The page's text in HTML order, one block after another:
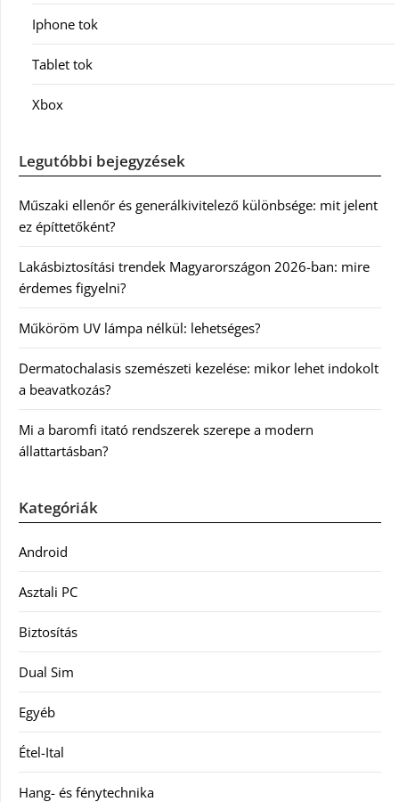
Iphone tok
Tablet tok
Xbox
Legutóbbi bejegyzések
Műszaki ellenőr és generálkivitelező különbsége: mit jelent
ez építtetőként?
Lakásbiztosítási trendek Magyarországon 2026-ban: mire
érdemes figyelni?
Műköröm UV lámpa nélkül: lehetséges?
Dermatochalasis szemészeti kezelése: mikor lehet indokolt
a beavatkozás?
Mi a baromfi itató rendszerek szerepe a modern
állattartásban?
Kategóriák
Android
Asztali PC
Biztosítás
Dual Sim
Egyéb
Étel-Ital
Hang- és fénytechnika